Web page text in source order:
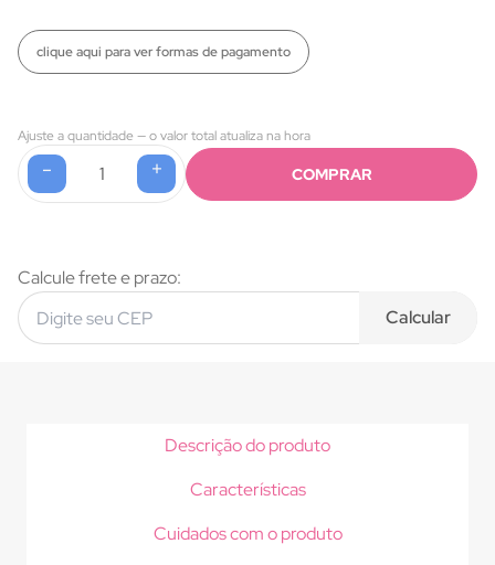
clique aqui para ver formas de pagamento
Ajuste a quantidade — o valor total atualiza na hora
- 1 + COMPRAR
Calcule frete e prazo:
Calcular
Descrição do produto
Características
Cuidados com o produto